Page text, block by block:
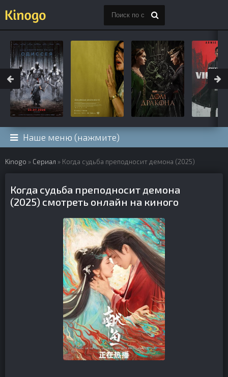
Наше меню (нажмите)
Kinogo » Сериал » Когда судьба преподносит демона (2025)
Когда судьба преподносит демона
(2025) смотреть онлайн на киного